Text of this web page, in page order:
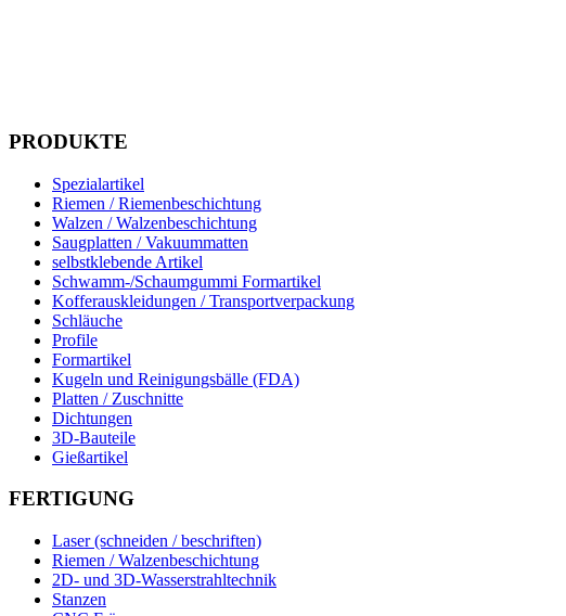
PRODUKTE
Spezialartikel
Riemen / Riemenbeschichtung
Walzen / Walzenbeschichtung
Saugplatten / Vakuummatten
selbstklebende Artikel
Schwamm-/Schaumgummi Formartikel
Kofferauskleidungen / Transportverpackung
Schläuche
Profile
Formartikel
Kugeln und Reinigungsbälle (FDA)
Platten / Zuschnitte
Dichtungen
3D-Bauteile
Gießartikel
FERTIGUNG
Laser (schneiden / beschriften)
Riemen / Walzenbeschichtung
2D- und 3D-Wasserstrahltechnik
Stanzen